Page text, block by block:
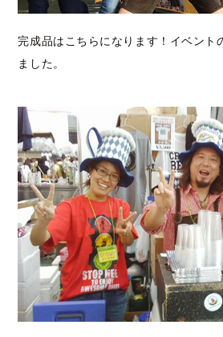
完成品はこちらになります！イベント
ました。